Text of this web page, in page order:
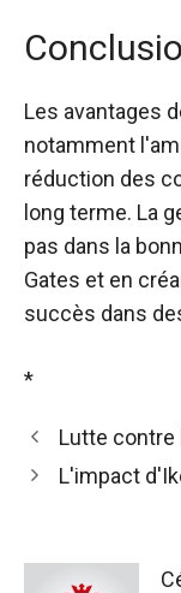
Les avantages
notamment
réduction des
long terme. La
pas dans la
Gates et en
succès dans
*
Lutte contre
L'impact